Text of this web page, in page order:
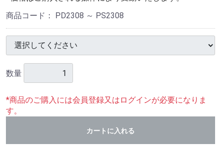
商品コード： PD2308 ～ PS2308
数量
*商品のご購入には会員登録又はログインが必要になりま
す。
カートに入れる